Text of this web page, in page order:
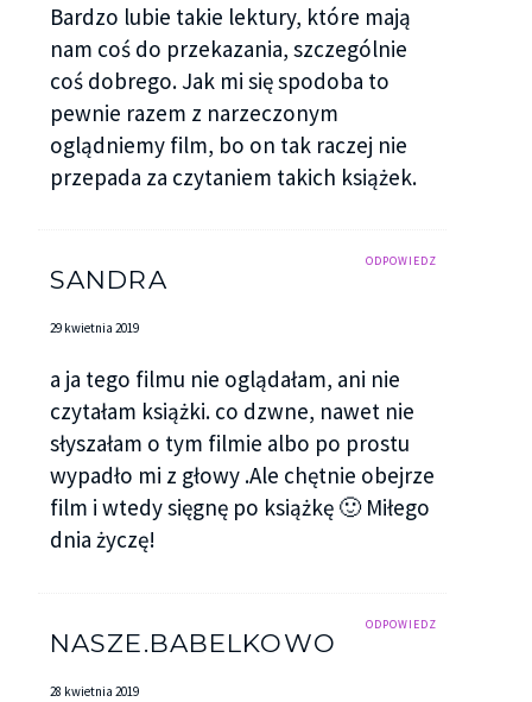
Bardzo lubie takie lektury, które mają
nam coś do przekazania, szczególnie
coś dobrego. Jak mi się spodoba to
pewnie razem z narzeczonym
oglądniemy film, bo on tak raczej nie
przepada za czytaniem takich książek.
ODPOWIEDZ
SANDRA
29 kwietnia 2019
a ja tego filmu nie oglądałam, ani nie
czytałam książki. co dzwne, nawet nie
słyszałam o tym filmie albo po prostu
wypadło mi z głowy .Ale chętnie obejrze
film i wtedy sięgnę po książkę 🙂 Miłego
dnia życzę!
ODPOWIEDZ
NASZE.BABELKOWO
28 kwietnia 2019